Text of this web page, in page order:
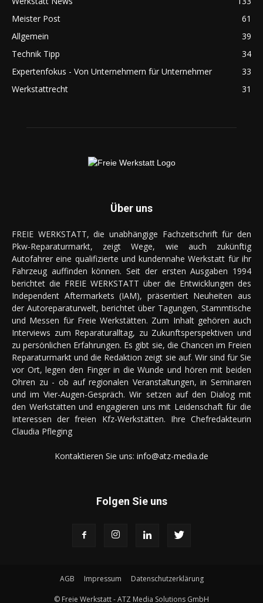
Meister Post
61
Allgemein
39
Technik Tipp
34
Expertenfokus - Von Unternehmern für Unternehmer
33
Werkstattrecht
31
Über uns
FREIE WERKSTATT, die unabhängige Fachzeitschrift für den
Pkw-Reparaturmarkt, zeigt Wege, wie auch zukünftig
Autofahrer eine qualifizierte und kundennahe Werkstatt für ihr
Fahrzeug auffinden können. Seit der ersten Ausgaben 1994
berichtet die FREIE WERKSTATT über die Entwicklungen des
Independent Aftermarkets (IAM), präsentiert Neuheiten aus
der Autoreparaturwelt, berichtet über Tagungen, Stammtische
und Messen für Freie Werkstätten. Zum Inhalt gehören auch
Interviews zum Reparaturalltag, zu Zukunftsperspektiven und
zu persönlichen Erfahrungen. Es gibt sie, die Chancen im Freien
Reparaturmarkt und die Redaktion zeigt sie auf. Wir sind für Sie
vor Ort, legen den Finger in die Wunde und hören mit beiden
Ohren zu - ob auf regionalen Veranstaltungen, in Seminaren
und im Vier-Augen-Gespräch. Wir setzen auf den Dialog mit
den Werkstätten und engagieren uns mit Leidenschaft für die
Interessen der freien Kfz-Werkstätten. Ihre Chefredakteurin
Claudia Pfleging
Kontaktieren Sie uns: info@atz-media.de
Folgen Sie uns
AGB Impressum Datenschutzerklärung
© Freie Werkstatt - ATZ Media Solutions GmbH